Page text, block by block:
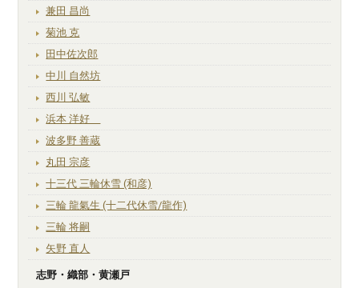
兼田 昌尚
菊池 克
田中佐次郎
中川 自然坊
西川 弘敏
浜本 洋好
波多野 善蔵
丸田 宗彦
十三代 三輪休雪 (和彦)
三輪 龍氣生 (十二代休雪/龍作)
三輪 将嗣
矢野 直人
志野・織部・黄瀬戸